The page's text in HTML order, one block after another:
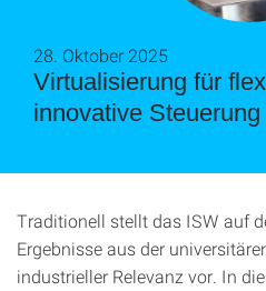
Virtualisierung für
innovative
28. Oktober 2025
Traditionell stellt das ISW auf
Ergebnisse aus der
industrieller Relevanz vor. In